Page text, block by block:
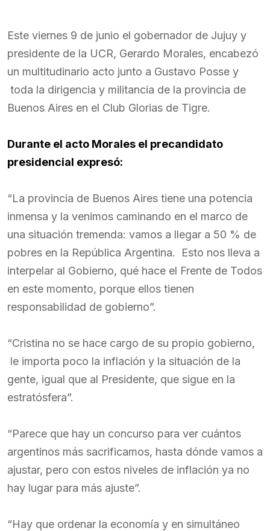
Este viernes 9 de junio el gobernador de Jujuy y
presidente de la UCR, Gerardo Morales, encabezó
un multitudinario acto junto a Gustavo Posse y
toda la dirigencia y militancia de la provincia de
Buenos Aires en el Club Glorias de Tigre.
Durante el acto Morales el precandidato
presidencial expresó:
“La provincia de Buenos Aires tiene una potencia
inmensa y la venimos caminando en el marco de
una situación tremenda: vamos a llegar a 50 % de
pobres en la República Argentina. Esto nos lleva a
interpelar al Gobierno, qué hace el Frente de Todos
en este momento, porque ellos tienen
responsabilidad de gobierno”.
“Cristina no se hace cargo de su propio gobierno,
le importa poco la inflación y la situación de la
gente, igual que al Presidente, que sigue en la
estratósfera”.
“Parece que hay un concurso para ver cuántos
argentinos más sacrificamos, hasta dónde vamos a
ajustar, pero con estos niveles de inflación ya no
hay lugar para más ajuste”.
“Hay que ordenar la economía y en simultáneo